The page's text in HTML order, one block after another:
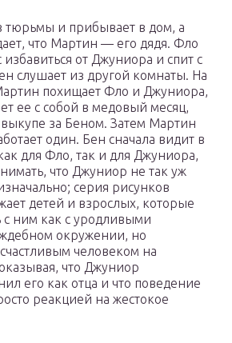
тюрьмы и прибывает в дом, а
что Мартин — его дядя. Фло
от Джуниора и спит с
слушает из другой комнаты. На
похищает Фло и Джуниора,
ее с собой в медовый месяц,
выкупе за Беном. Затем Мартин
один. Бен сначала видит в
для Фло, так и для Джуниора,
что Джуниор не так уж
серия рисунков
детей и взрослых, которые
с ним как с уродливыми
окружении, но
человеком на
что Джуниор
его как отца и что поведение
реакцией на жестокое